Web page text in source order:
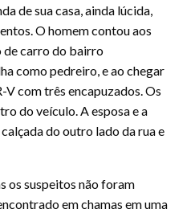
de sua casa, ainda lúcida,
O homem contou aos
de carro do bairro
como pedreiro, e ao chegar
V com três encapuzados. Os
do veículo. A esposa e a
do outro lado da rua e
os suspeitos não foram
em chamas em uma